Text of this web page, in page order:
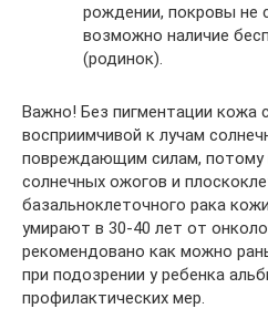
рождении, покровы не
возможно наличие
(родинок).
Важно! Без пигментации кожа
восприимчивой к лучам
повреждающим силам, потому
солнечных ожогов и
базальноклеточного рака
умирают в 30-40 лет от
рекомендовано как можно
при подозрении у ребенка
профилактических мер.